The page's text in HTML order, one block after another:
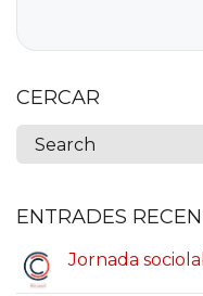
CERCAR
ENTRADES
Jornada